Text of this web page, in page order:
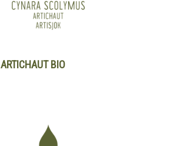
ARTICHAUT BIO